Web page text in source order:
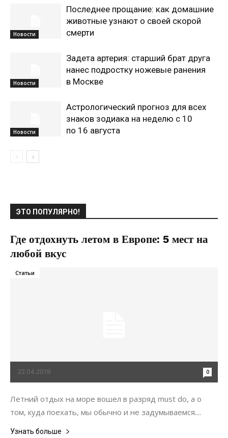
Новости
Последнее прощание: как домашние
животные узнают о своей скорой
смерти
Новости
Задета артерия: старший брат друга
нанес подростку ножевые ранения
в Москве
Новости
Астрологический прогноз для всех
знаков зодиака на неделю с 10
по 16 августа
ЭТО ПОПУЛЯРНО!
Где отдохнуть летом в Европе: 5 мест на
любой вкус
22.04.2019 0
Статьи
Летний отдых на море вошел в разряд must do, а о
том, куда поехать, мы обычно и не задумываемся....
Узнать больше